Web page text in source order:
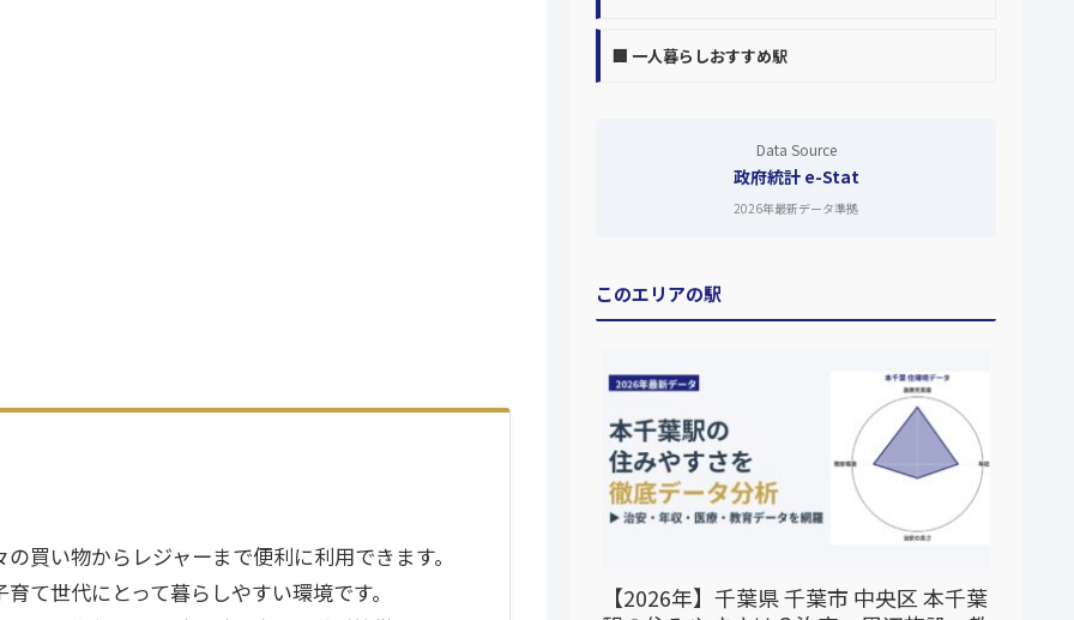
買い物からレジャーまで便利に利用できます。
て世代にとって暮らしやすい環境です。
🏢 一人暮らしおすすめ駅
Data Source
政府統計 e-Stat
2026年最新データ準拠
このエリアの駅
【2026年】千葉県 千葉市 中央区 本千葉